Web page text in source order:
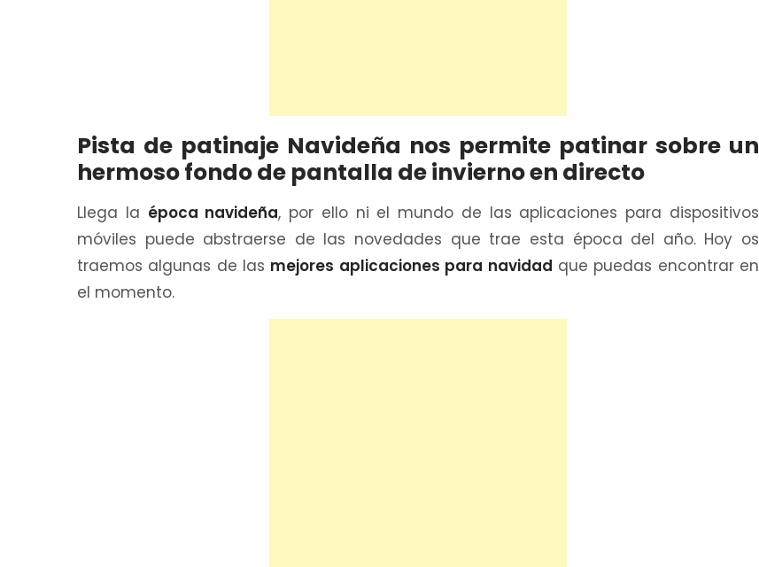
Pista de patinaje Navideña nos permite patinar sobre un
hermoso fondo de pantalla de invierno en directo
Llega la época navideña, por ello ni el mundo de las aplicaciones para dispositivos
móviles puede abstraerse de las novedades que trae esta época del año. Hoy os
traemos algunas de las mejores aplicaciones para navidad que puedas encontrar en
el momento.